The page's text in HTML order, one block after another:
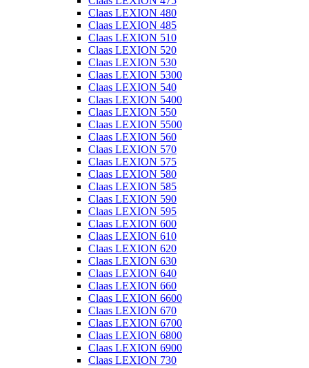
Claas LEXION 480
Claas LEXION 485
Claas LEXION 510
Claas LEXION 520
Claas LEXION 530
Claas LEXION 5300
Claas LEXION 540
Claas LEXION 5400
Claas LEXION 550
Claas LEXION 5500
Claas LEXION 560
Claas LEXION 570
Claas LEXION 575
Claas LEXION 580
Claas LEXION 585
Claas LEXION 590
Claas LEXION 595
Claas LEXION 600
Claas LEXION 610
Claas LEXION 620
Claas LEXION 630
Claas LEXION 640
Claas LEXION 660
Claas LEXION 6600
Claas LEXION 670
Claas LEXION 6700
Claas LEXION 6800
Claas LEXION 6900
Claas LEXION 730